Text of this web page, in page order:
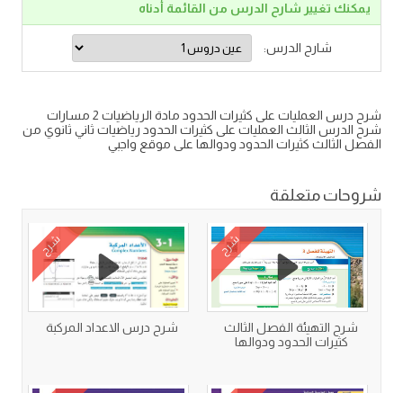
يمكنك تغيير شارح الدرس من القائمة أدناه
شارح الدرس:
شرح درس العمليات على كثيرات الحدود مادة الرياضيات 2 مسارات
شرح الدرس الثالث العمليات على كثيرات الحدود رياضيات ثاني ثانوي من
الفصل الثالث كثيرات الحدود ودوالها على موقع واجبي
شروحات متعلقة
شرح
شرح التهيئة الفصل الثالث
كثيرات الحدود ودوالها
شرح
شرح درس الاعداد المركبة